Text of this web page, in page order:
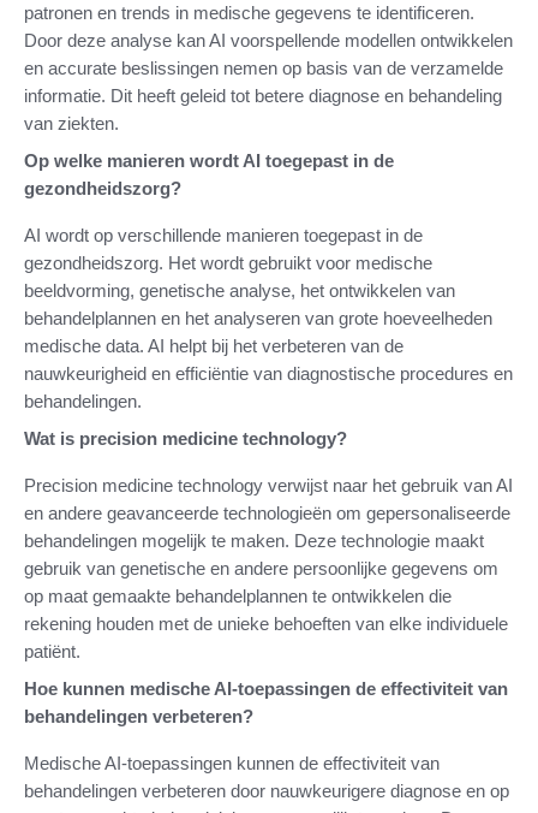
patronen en trends in medische gegevens te identificeren.
Door deze analyse kan AI voorspellende modellen ontwikkelen
en accurate beslissingen nemen op basis van de verzamelde
informatie. Dit heeft geleid tot betere diagnose en behandeling
van ziekten.
Op welke manieren wordt AI toegepast in de
gezondheidszorg?
AI wordt op verschillende manieren toegepast in de
gezondheidszorg. Het wordt gebruikt voor medische
beeldvorming, genetische analyse, het ontwikkelen van
behandelplannen en het analyseren van grote hoeveelheden
medische data. AI helpt bij het verbeteren van de
nauwkeurigheid en efficiëntie van diagnostische procedures en
behandelingen.
Wat is precision medicine technology?
Precision medicine technology verwijst naar het gebruik van AI
en andere geavanceerde technologieën om gepersonaliseerde
behandelingen mogelijk te maken. Deze technologie maakt
gebruik van genetische en andere persoonlijke gegevens om
op maat gemaakte behandelplannen te ontwikkelen die
rekening houden met de unieke behoeften van elke individuele
patiënt.
Hoe kunnen medische AI-toepassingen de effectiviteit van
behandelingen verbeteren?
Medische AI-toepassingen kunnen de effectiviteit van
behandelingen verbeteren door nauwkeurigere diagnose en op